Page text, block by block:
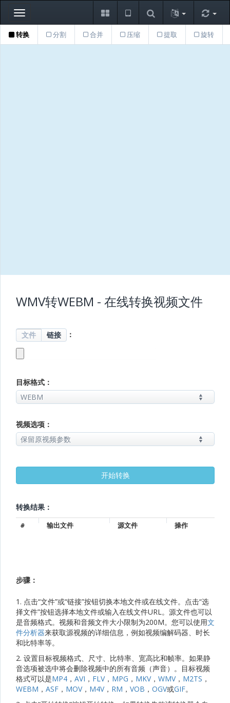
Toggle
navigation
转换 分割 合并 压缩 提取 旋转
WMV转WEBM - 在线转换视频文件
文件 链接 ：
目标格式：
视频选项：
转换结果：
# 输出文件 源文件 操作
步骤：
1. 点击“文件”或“链接”按钮切换本地文件或在线文件。点击“选
择文件”按钮选择本地文件或输入在线文件URL。源文件也可以
是音频格式。视频和音频文件大小限制为200M。您可以使用文
件分析器来获取源视频的详细信息，例如视频编解码器、时长
和比特率等。
2. 设置目标视频格式、尺寸、比特率、宽高比和帧率。如果静
音选项被选中将会删除视频中的所有音频（声音）。目标视频
格式可以是MP4 ， AVI ， FLV， MPG ， MKV， WMV， M2TS ，
WEBM ， ASF ， MOV， M4V， RM ， VOB ， OGV或GIF。